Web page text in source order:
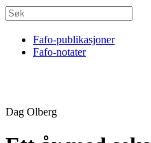
Fafo-publikasjoner
Fafo-notater
Dag Olberg